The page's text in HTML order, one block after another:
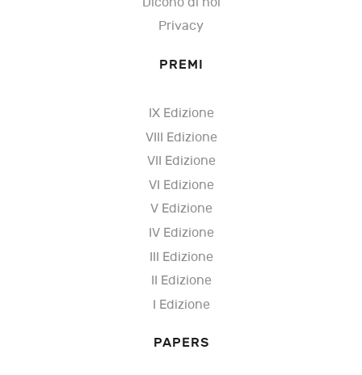
Privacy
PREMI
IX Edizione
VIII Edizione
VII Edizione
VI Edizione
V Edizione
IV Edizione
III Edizione
II Edizione
I Edizione
PAPERS